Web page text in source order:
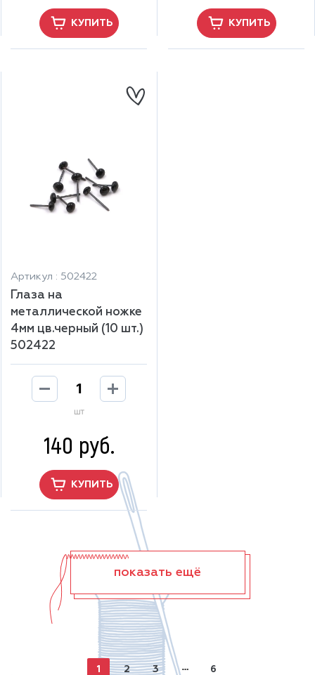
КУПИТЬ КУПИТЬ
Артикул : 502422
Глаза на
металлической ножке
4мм цв.черный (10 шт.)
502422
шт
140 руб.
КУПИТЬ
показать ещё
1 2 3 6